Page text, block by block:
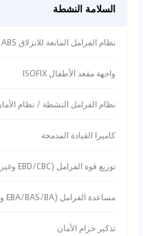
السلامة النشطة
نظام الفرامل المانعة للانزلاق ABS
واجهة مقعد الأطفال ISOFIX
نظام الفرامل النشطة / نظام
كاميرا القيادة المدمجة
توزيع قوة الفرامل (EBD/CBC وغيرها)
مساعدة الفرامل (EBA/BAS/BA وغيرها)
تذكير حزام الأمان